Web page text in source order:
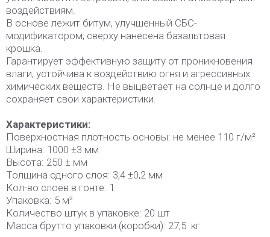
воздействиям.
В основе лежит битум, улучшенный СБС-
модификатором; сверху нанесена базальтовая
крошка.
Гарантирует эффективную защиту от проникновения
влаги, устойчива к воздействию огня и агрессивных
химических веществ. Не выцветает на солнце и долго
сохраняет свои характеристики.
Характеристики:
Поверхностная плотность основы: не менее 110 г/м²
Ширина: 1000 ±3 мм
Высота: 250 ± мм
Толщина одного слоя: 3,4 ±0,2 мм
Кол-во слоев в гонте: 1
Упаковка: 5 м²
Количество штук в упаковке: 20 шт
Масса брутто упаковки (коробки): 27,5 кг